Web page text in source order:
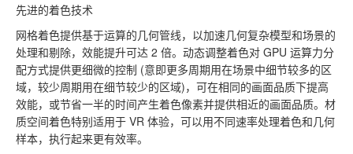
先进的着色技术
网格着色提供基于运算的几何管线，以加速几何复杂模型和场景的
处理和剔除，效能提升可达 2 倍。动态调整着色对 GPU 运算力分
配方式提供更细微的控制 (意即更多周期用在场景中细节较多的区
域，较少周期用在细节较少的区域)，可在相同的画面品质下提高
效能，或节省一半的时间产生着色像素并提供相近的画面品质。材
质空间着色特别适用于 VR 体验，可以用不同速率处理着色和几何
样本，执行起来更有效率。